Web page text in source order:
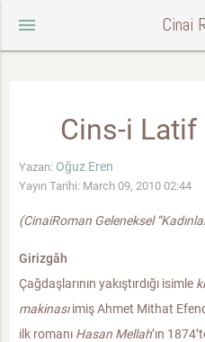
menu Cinai
Cins-i
Yazan: Oğuz Eren
Yayın Tarihi: March 09, 2010 02:44
(CinaiRoman Geleneksel
Girizgâh
Çağdaşlarının yakıştırdığı isimle
makinasıimiş Ahmet Mithat
ilk romanı Hasan Mellah’ın